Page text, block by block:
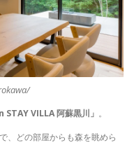
STAY VILLA 阿蘇黒川」 。
、どの部屋からも森を眺めら